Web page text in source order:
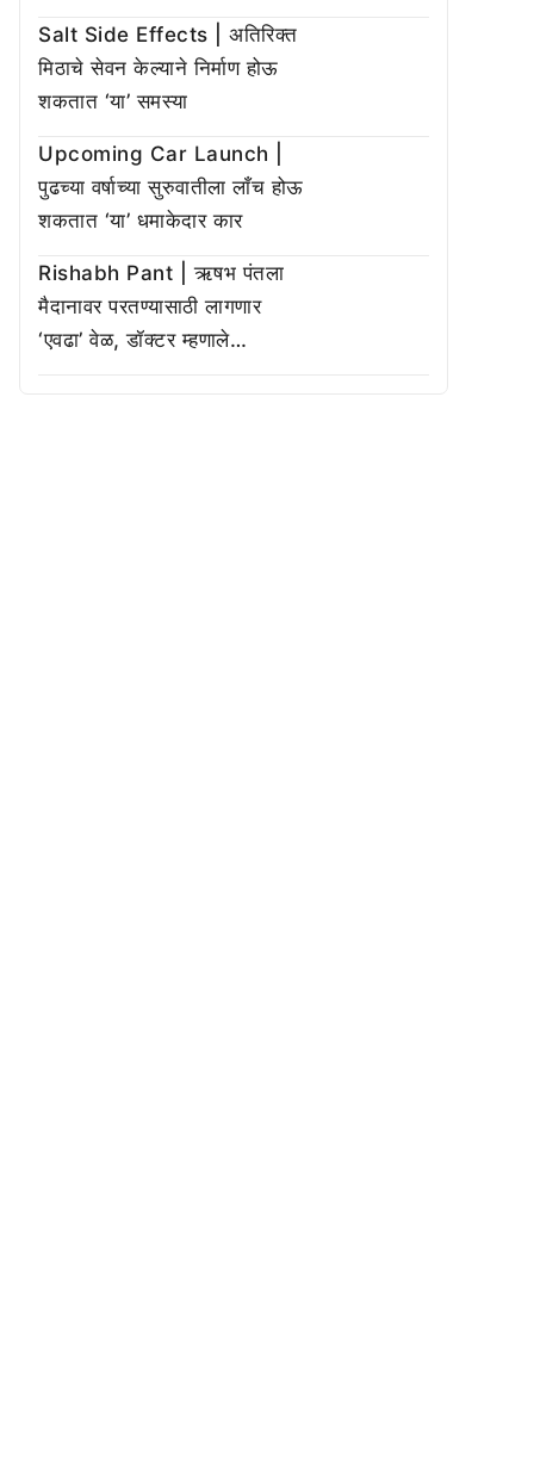
Salt Side Effects | अतिरिक्त
मिठाचे सेवन केल्याने निर्माण होऊ
शकतात ‘या’ समस्या
Upcoming Car Launch |
पुढच्या वर्षाच्या सुरुवातीला लाँच होऊ
शकतात ‘या’ धमाकेदार कार
Rishabh Pant | ऋषभ पंतला
मैदानावर परतण्यासाठी लागणार
‘एवढा’ वेळ, डॉक्टर म्हणाले…